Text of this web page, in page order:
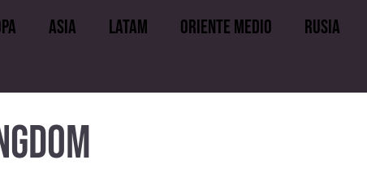
Asia LATAM Oriente medio
Rusia